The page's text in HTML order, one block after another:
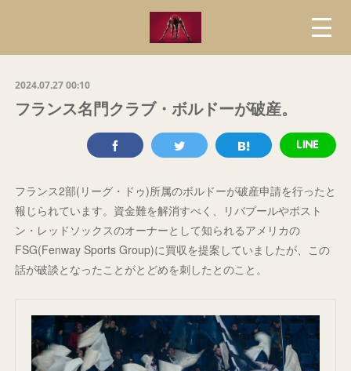
2024.07.27 00:10
フランス名門クラブ・ボルドーが破産。
フランス2部(リーグ・ドゥ)所属のボルドーが破産申請を行ったと
報じられています。資金難を解消すべく、リバプールやボスト
ン・レッドソックスのオーナーとして知られるアメリカの
FSG(Fenway Sports Group)に買収を提案していましたが、この
話が破談となったことがとどめを刺したとのこと。